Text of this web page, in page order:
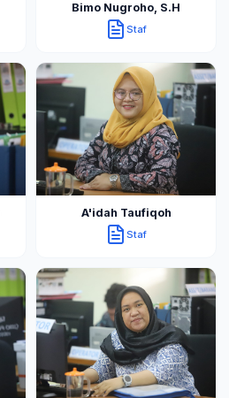
Bimo Nugroho, S.H
Staf
A'idah Taufiqoh
Staf